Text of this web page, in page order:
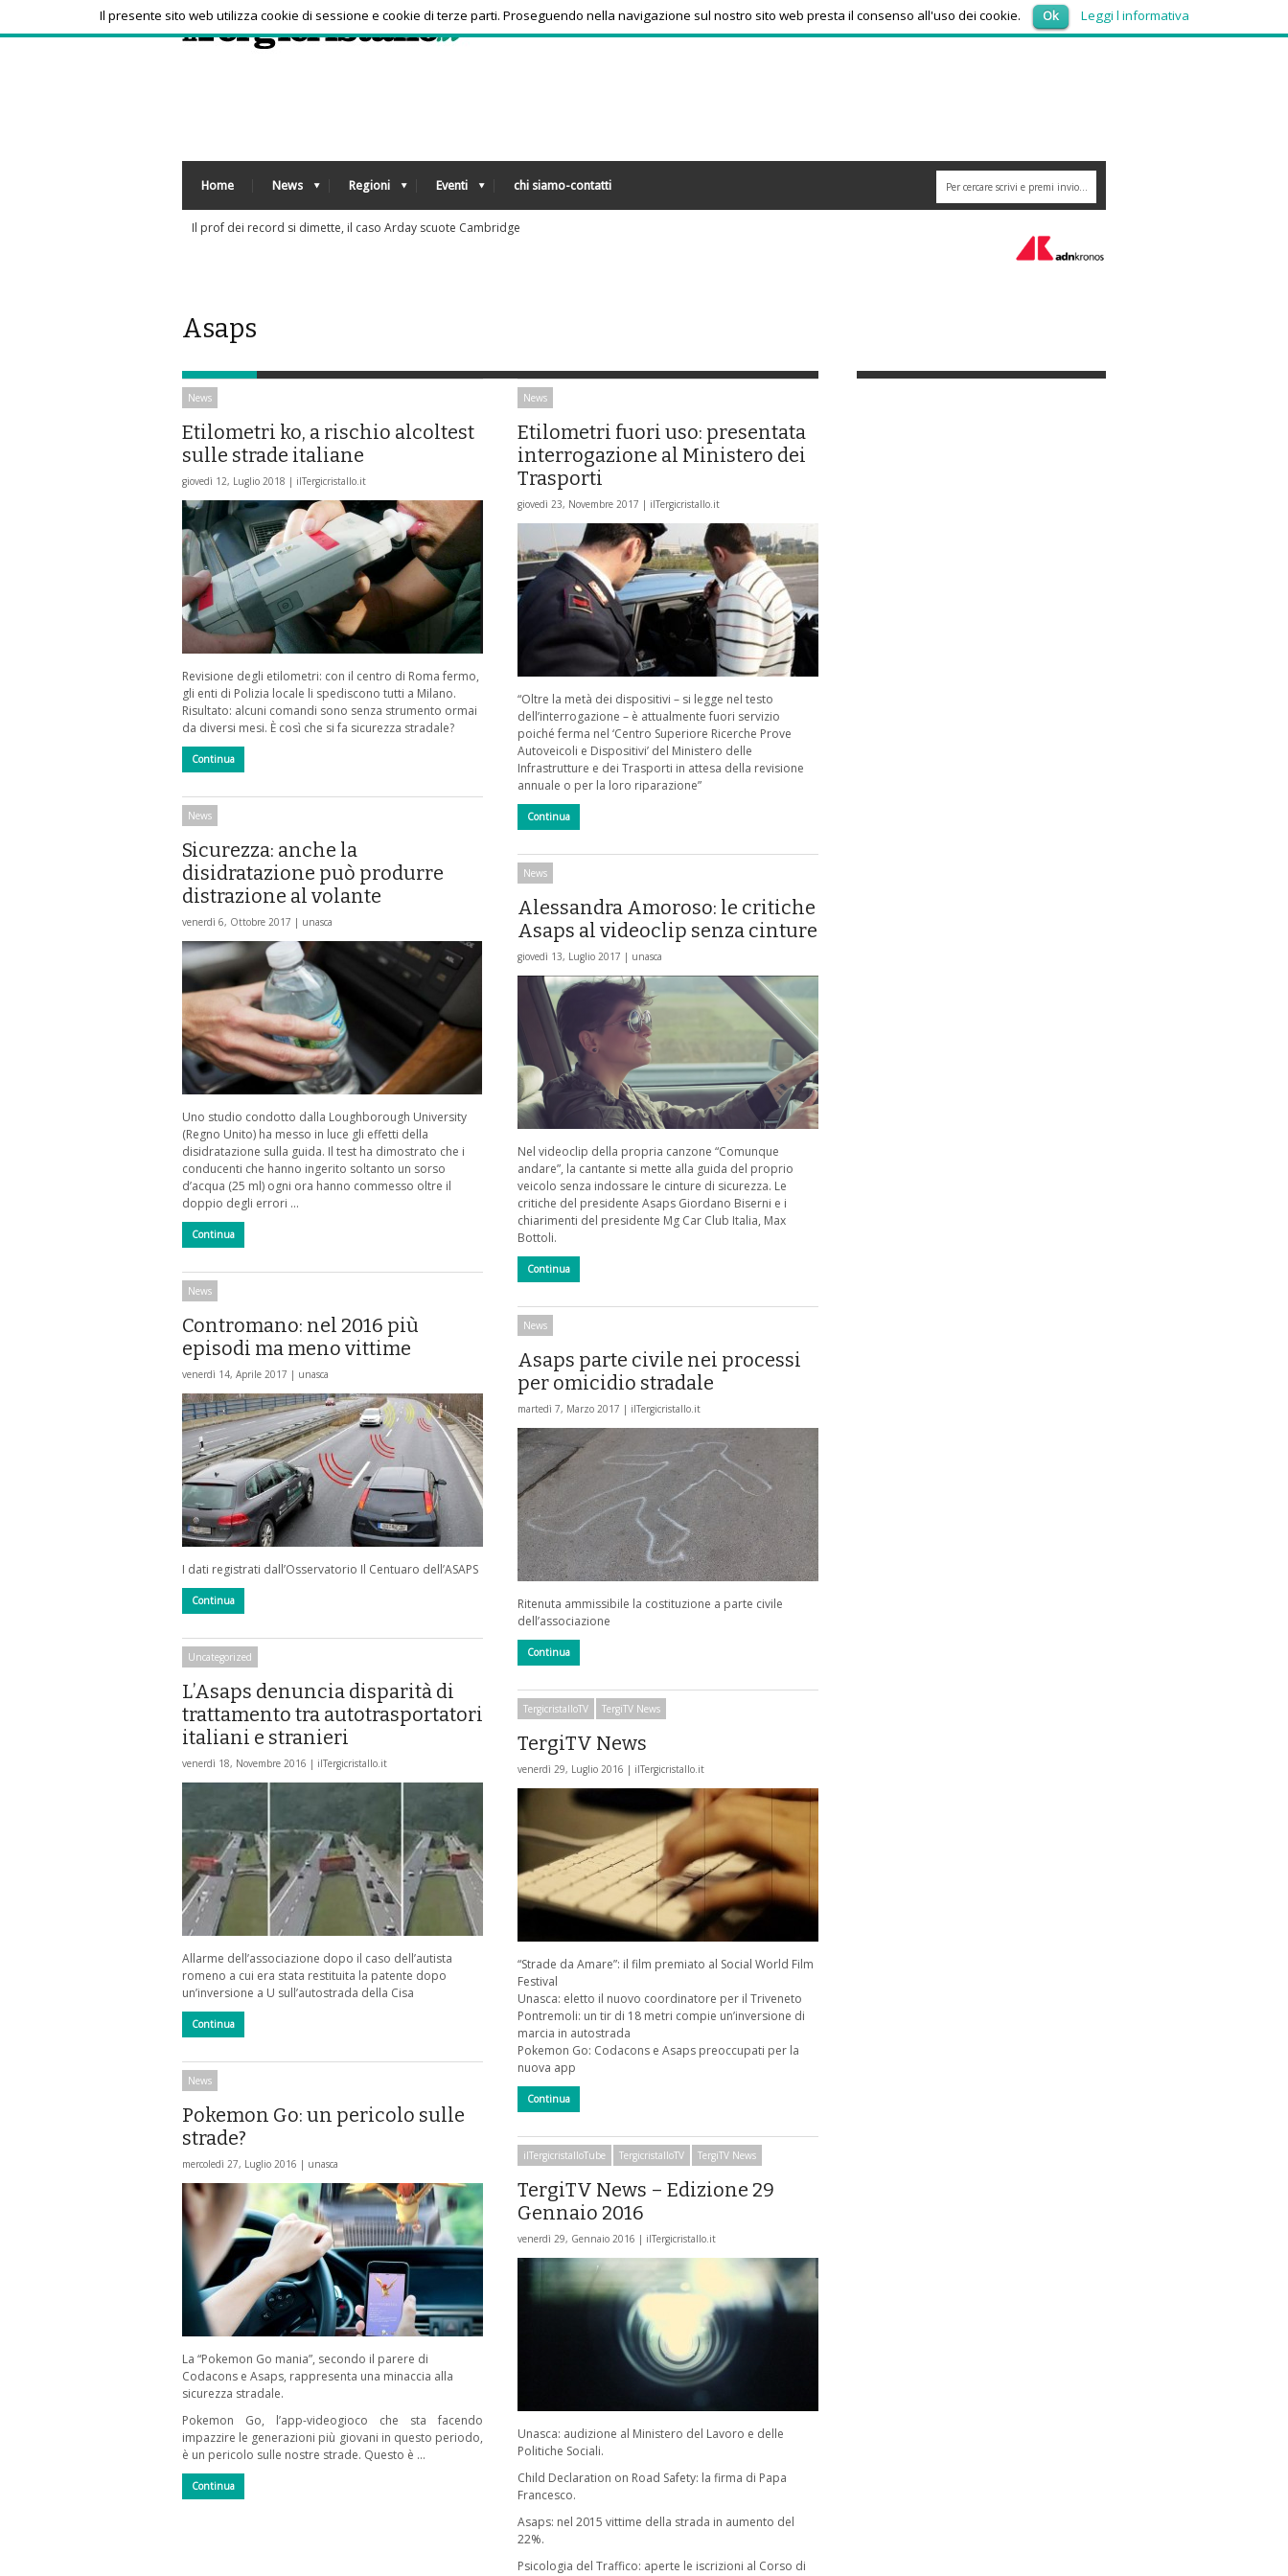
giovedì 6, Agosto 2026
Home News Regioni Eventi chi siamo-contatti
Sorpresa a Montreal, Zverev subito eliminato
Asaps
News
Etilometri ko, a rischio alcoltest
sulle strade italiane
giovedì 12, Luglio 2018 | ilTergicristallo.it
Revisione degli etilometri: con il centro di Roma fermo,
gli enti di Polizia locale li spediscono tutti a Milano.
Risultato: alcuni comandi sono senza strumento ormai
da diversi mesi. È così che si fa sicurezza stradale?
Continua
News
Etilometri fuori uso: presentata
interrogazione al Ministero dei
Trasporti
giovedì 23, Novembre 2017 | ilTergicristallo.it
“Oltre la metà dei dispositivi – si legge nel testo
dell’interrogazione – è attualmente fuori servizio
poiché ferma nel ‘Centro Superiore Ricerche Prove
Autoveicoli e Dispositivi’ del Ministero delle
Infrastrutture e dei Trasporti in attesa della revisione
annuale o per la loro riparazione”
Continua
News
Sicurezza: anche la
disidratazione può produrre
distrazione al volante
venerdì 6, Ottobre 2017 | unasca
Uno studio condotto dalla Loughborough University
(Regno Unito) ha messo in luce gli effetti della
disidratazione sulla guida. Il test ha dimostrato che i
conducenti che hanno ingerito soltanto un sorso
d’acqua (25 ml) ogni ora hanno commesso oltre il
doppio degli errori …
Continua
News
Alessandra Amoroso: le critiche
Asaps al videoclip senza cinture
giovedì 13, Luglio 2017 | unasca
Nel videoclip della propria canzone “Comunque
andare”, la cantante si mette alla guida del proprio
veicolo senza indossare le cinture di sicurezza. Le
critiche del presidente Asaps Giordano Biserni e i
chiarimenti del presidente Mg Car Club Italia, Max
Bottoli.
Continua
News
Contromano: nel 2016 più
episodi ma meno vittime
venerdì 14, Aprile 2017 | unasca
I dati registrati dall’Osservatorio Il Centuaro dell’ASAPS
Continua
News
Asaps parte civile nei processi
per omicidio stradale
martedì 7, Marzo 2017 | ilTergicristallo.it
Ritenuta ammissibile la costituzione a parte civile
dell’associazione
Continua
Uncategorized
L’Asaps denuncia disparità di
trattamento tra autotrasportatori
italiani e stranieri
venerdì 18, Novembre 2016 | ilTergicristallo.it
Allarme dell’associazione dopo il caso dell’autista
romeno a cui era stata restituita la patente dopo
un’inversione a U sull’autostrada della Cisa
Continua
TergicristalloTV TergiTV News
TergiTV News
venerdì 29, Luglio 2016 | ilTergicristallo.it
“Strade da Amare”: il film premiato al Social World Film
Festival
Unasca: eletto il nuovo coordinatore per il Triveneto
Pontremoli: un tir di 18 metri compie un’inversione di
marcia in autostrada
Pokemon Go: Codacons e Asaps preoccupati per la
nuova app
Continua
News
Pokemon Go: un pericolo sulle
strade?
mercoledì 27, Luglio 2016 | unasca
La “Pokemon Go mania”, secondo il parere di
Codacons e Asaps, rappresenta una minaccia alla
sicurezza stradale.
Pokemon Go, l’app-videogioco che sta facendo
impazzire le generazioni più giovani in questo periodo,
è un pericolo sulle nostre strade. Questo è …
Continua
ilTergicristalloTube TergicristalloTV TergiTV News
TergiTV News – Edizione 29
Gennaio 2016
venerdì 29, Gennaio 2016 | ilTergicristallo.it
Unasca: audizione al Ministero del Lavoro e delle
Politiche Sociali.
Child Declaration on Road Safety: la firma di Papa
Francesco.
Asaps: nel 2015 vittime della strada in aumento del
22%.
Psicologia del Traffico: aperte le iscrizioni al Corso di
Il presente sito web utilizza cookie di sessione e cookie di terze parti. Proseguendo nella navigazione sul nostro sito web presta il consenso all'uso dei cookie. Ok Leggi l informativa